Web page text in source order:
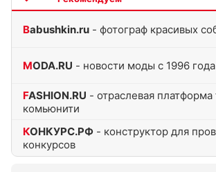
Babushkin.ru - фотограф красивых
MODA.RU - новости моды с 1996 года
FASHION.RU - отраслевая платформа
комьюнити
КОНКУРС.РФ - конструктор для
конкурсов